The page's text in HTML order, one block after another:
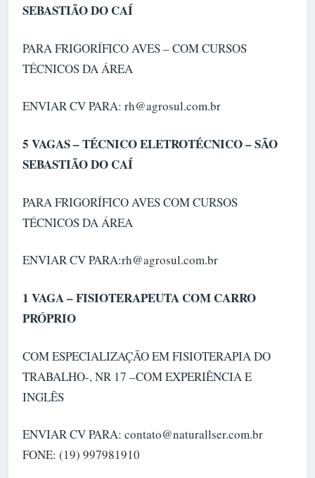
SEBASTIÃO DO CAÍ
PARA FRIGORÍFICO AVES – COM CURSOS
TÉCNICOS DA ÁREA
ENVIAR CV PARA: rh@agrosul.com.br
5 VAGAS – TÉCNICO ELETROTÉCNICO – SÃO
SEBASTIÃO DO CAÍ
PARA FRIGORÍFICO AVES COM CURSOS
TÉCNICOS DA ÁREA
ENVIAR CV PARA:rh@agrosul.com.br
1 VAGA – FISIOTERAPEUTA COM CARRO
PRÓPRIO
COM ESPECIALIZAÇÃO EM FISIOTERAPIA DO
TRABALHO-, NR 17 –COM EXPERIÊNCIA E
INGLÊS
ENVIAR CV PARA: contato@naturallser.com.br
FONE: (19) 997981910